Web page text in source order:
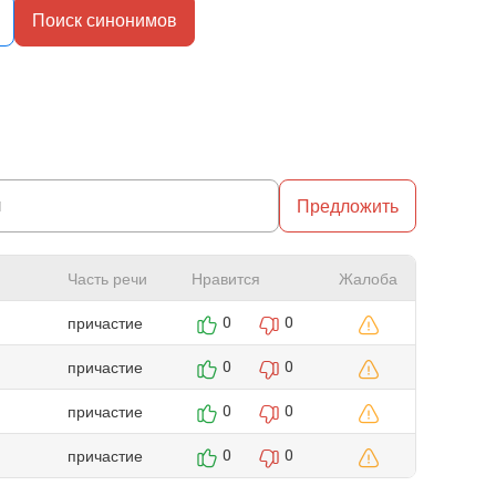
Поиск синонимов
Предложить
Часть речи Нравится Жалоба
причастие 0 0
причастие 0 0
причастие 0 0
причастие 0 0